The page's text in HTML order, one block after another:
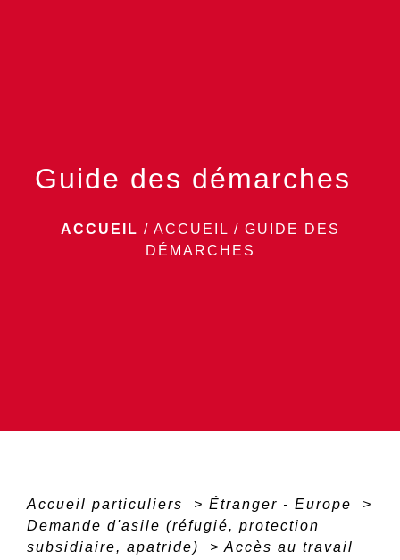
Guide des démarches
ACCUEIL / ACCUEIL / GUIDE DES
DÉMARCHES
Accueil particuliers > Étranger - Europe
>
Demande d'asile (réfugié, protection
subsidiaire, apatride)
> Accès au travail